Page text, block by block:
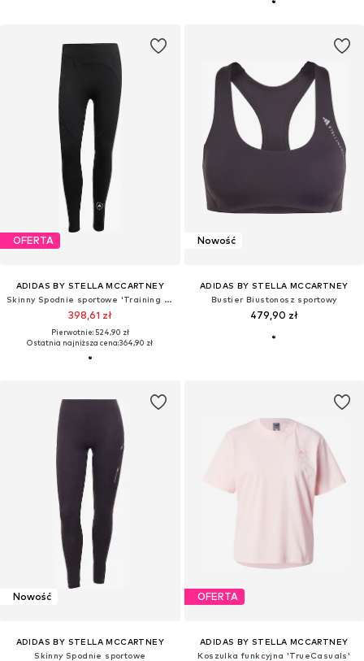
OFERTA
ADIDAS BY STELLA MCCARTNEY
Skinny Spodnie sportowe 'Training 7/8'
398,61 zł
Pierwotnie: 524,90 zł
Ostatnia najniższa cena:364,90 zł
Nowość
ADIDAS BY STELLA MCCARTNEY
Bustier Biustonosz sportowy
479,90 zł
Nowość
ADIDAS BY STELLA MCCARTNEY
Skinny Spodnie sportowe
OFERTA
ADIDAS BY STELLA MCCARTNEY
Koszulka funkcyjna 'TrueCasuals'